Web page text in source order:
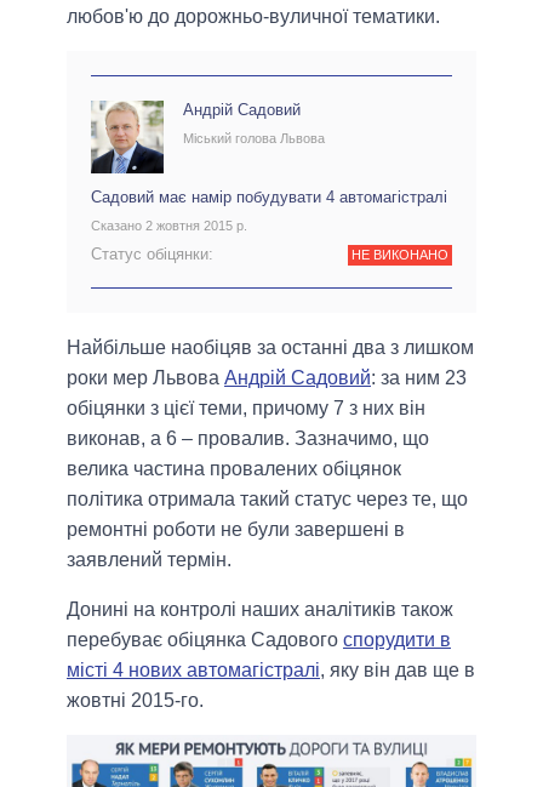
любов'ю до дорожньо-вуличної тематики.
Андрій Садовий
Міський голова Львова
Садовий має намір побудувати 4 автомагістралі
Сказано 2 жовтня 2015 р.
Статус обіцянки: НЕ ВИКОНАНО
Найбільше наобіцяв за останні два з лишком
роки мер Львова Андрій Садовий: за ним 23
обіцянки з цієї теми, причому 7 з них він
виконав, а 6 – провалив. Зазначимо, що
велика частина провалених обіцянок
політика отримала такий статус через те, що
ремонтні роботи не були завершені в
заявлений термін.
Донині на контролі наших аналітиків також
перебуває обіцянка Садового спорудити в
місті 4 нових автомагістралі, яку він дав ще в
жовтні 2015-го.